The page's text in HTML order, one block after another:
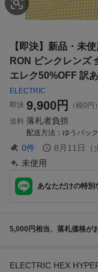
【即決】新品・未
RON ピンクレンズ
エレク50%OFF 訳
ELECTRIC
即決 9,900円
（税0円）
送料 落札者負担
配送方法 ゆうパック
0件 8月11日（
未使用
あなただけの特別
5,000円相当、落札価格が
ELECTRIC HEX